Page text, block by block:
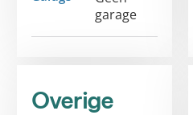
garage
Overige